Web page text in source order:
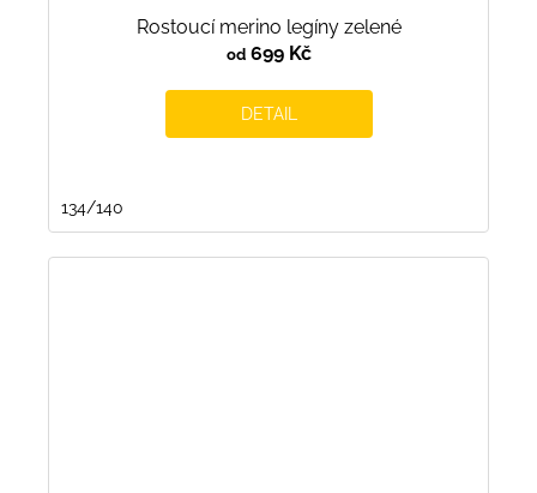
Rostoucí merino legíny zelené
od699 Kč
DETAIL
134/140